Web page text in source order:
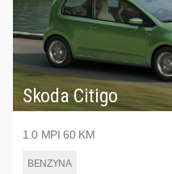
Skoda Citigo
1.0 MPI 60 KM
BENZYNA